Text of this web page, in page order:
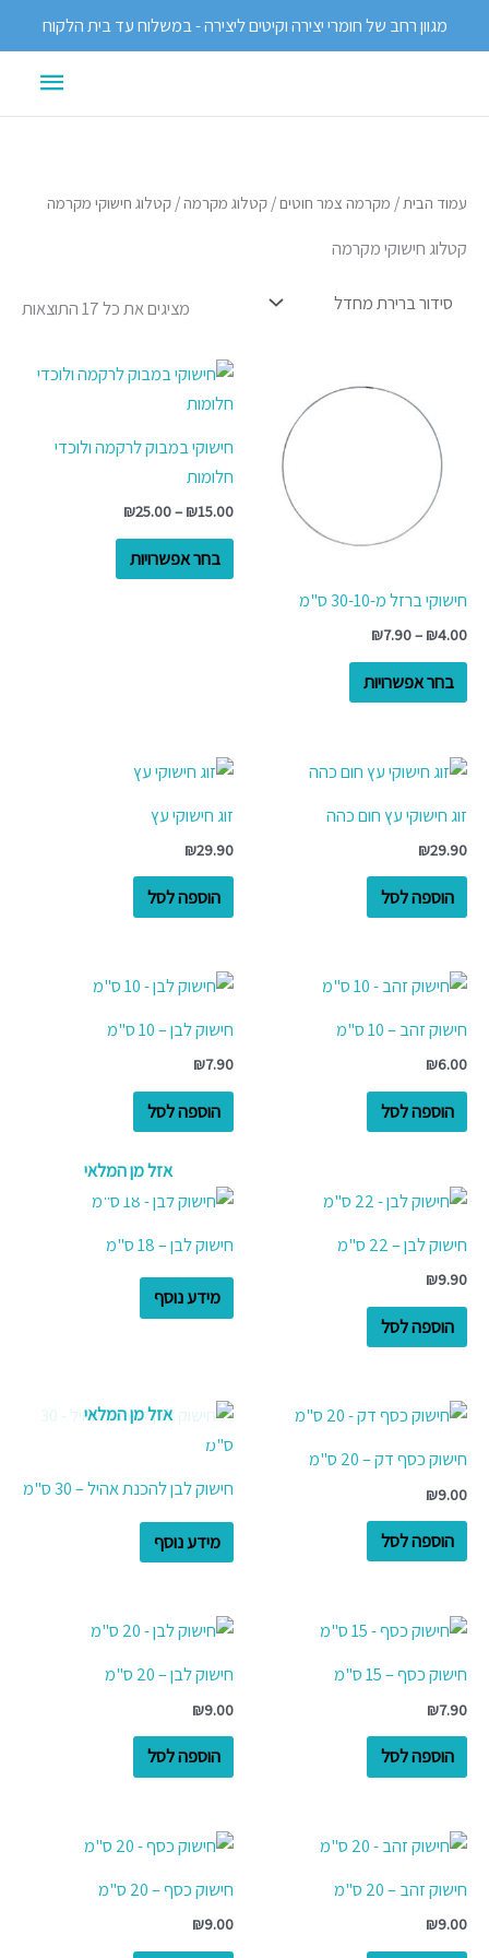
מגוון רחב של חומרי יצירה וקיטים ליצירה - במשלוח עד בית הלקוח
עמוד הבית/ מקרמה צמר חוטים/ קטלוג מקרמה / קטלוג חישוקי מקרמה
קטלוג חישוקי מקרמה
מציגים את כל ⁦17⁩ התוצאות
חישוקי ברזל מ-30-10 ס"מ
₪4.00
–
₪7.90
מחירים:
בחר אפשרויות
לבחור
האפשרויות
המוצר
חישוקי במבוק לרקמה ולוכדי
חלומות
₪15.00
–
₪25.00
טווח
מחירים:
בחר אפשרויות
למוצר
מספר
את
זוג חישוקי עץ חום כהה
₪29.90
הוספה לסל
זוג חישוקי עץ
₪29.90
הוספה לסל
חישוק זהב – 10 ס"מ
₪6.00
הוספה לסל
חישוק לבן – 10 ס"מ
₪7.90
הוספה לסל
חישוק לבן – 22 ס"מ
₪9.90
הוספה לסל
אזל מן המלאי
חישוק לבן – 18 ס"מ
מידע נוסף
חישוק כסף דק – 20 ס"מ
₪9.00
הוספה לסל
אזל מן המלאי
חישוק לבן להכנת אהיל – 30 ס"מ
מידע נוסף
חישוק כסף – 15 ס"מ
₪7.90
הוספה לסל
חישוק לבן – 20 ס"מ
₪9.00
הוספה לסל
חישוק זהב – 20 ס"מ
₪9.00
חישוק כסף – 20 ס"מ
₪9.00